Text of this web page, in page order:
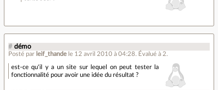
# démo
Posté par leif_thande le 12 avril 2010 à 04:28. Évalué à 2.
est-ce qu'il y a un site sur lequel on peut tester la
fonctionnalité pour avoir une idée du résultat ?